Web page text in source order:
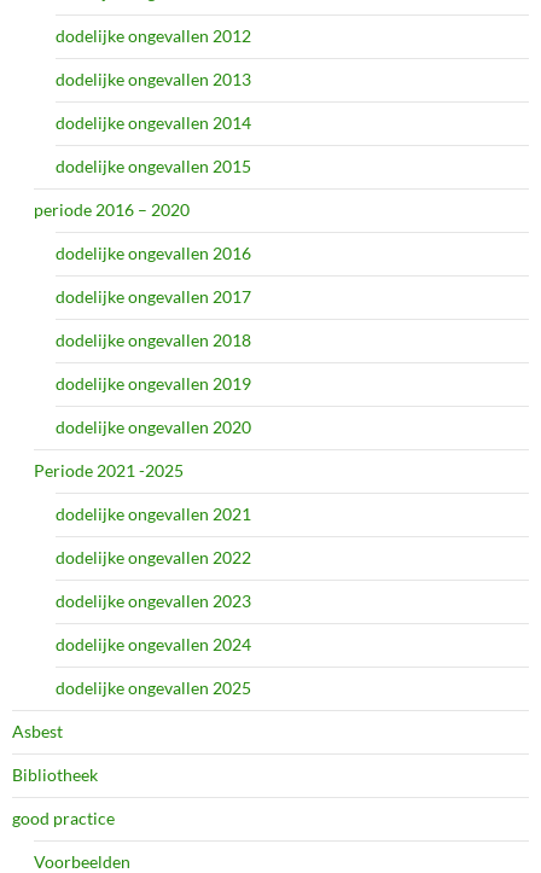
dodelijke ongevallen 2012
dodelijke ongevallen 2013
dodelijke ongevallen 2014
dodelijke ongevallen 2015
periode 2016 – 2020
dodelijke ongevallen 2016
dodelijke ongevallen 2017
dodelijke ongevallen 2018
dodelijke ongevallen 2019
dodelijke ongevallen 2020
Periode 2021 -2025
dodelijke ongevallen 2021
dodelijke ongevallen 2022
dodelijke ongevallen 2023
dodelijke ongevallen 2024
dodelijke ongevallen 2025
Asbest
Bibliotheek
good practice
Voorbeelden